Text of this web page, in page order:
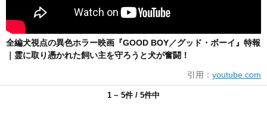
全編犬視点の異色ホラー映画『GOOD BOY／グッド・ボーイ』特報
｜霊に取り憑かれた飼い主を守ろうと犬が奮闘！
引用： youtube.com
1 ~ 5件 / 5件中